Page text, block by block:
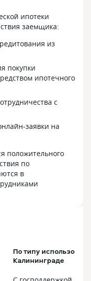
ипотеки
заемщика:
из
покупки
ипотечного
с
заявки на
положительного
по
в
По типу
Калининграде